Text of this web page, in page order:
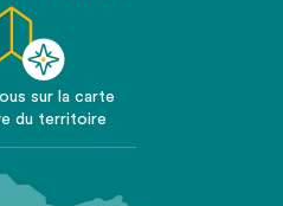
sur la carte
du territoire